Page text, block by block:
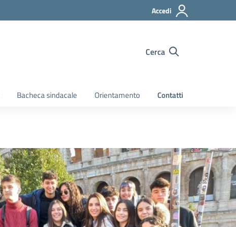
Accedi
Cerca
Bacheca sindacale Orientamento Contatti